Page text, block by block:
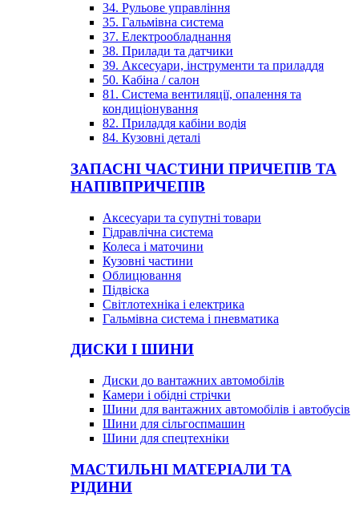
34. Рульове управління
35. Гальмівна система
37. Електрообладнання
38. Прилади та датчики
39. Аксесуари, інструменти та приладдя
50. Кабіна / салон
81. Система вентиляції, опалення та
кондиціонування
82. Приладдя кабіни водія
84. Кузовні деталі
ЗАПАСНІ ЧАСТИНИ ПРИЧЕПІВ ТА
НАПІВПРИЧЕПІВ
Аксесуари та супутні товари
Гідравлічна система
Колеса і маточини
Кузовні частини
Облицювання
Підвіска
Світлотехніка і електрика
Гальмівна система і пневматика
ДИСКИ І ШИНИ
Диски до вантажних автомобілів
Камери і обідні стрічки
Шини для вантажних автомобілів і автобусів
Шини для сільгоспмашин
Шини для спецтехніки
МАСТИЛЬНІ МАТЕРІАЛИ ТА
РІДИНИ